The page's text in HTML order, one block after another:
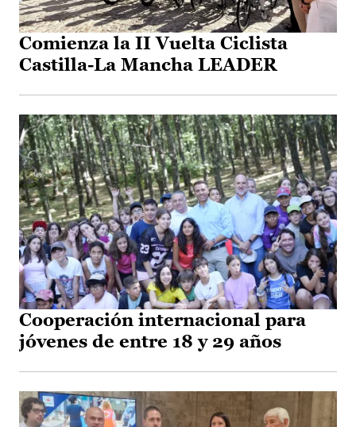
Comienza la II Vuelta Ciclista
Castilla-La Mancha LEADER
Cooperación internacional para
jóvenes de entre 18 y 29 años